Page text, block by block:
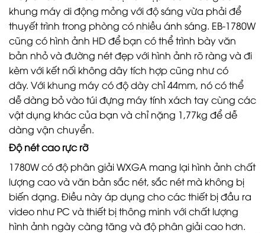
khung máy di động mỏng với độ sáng vừa phải để
thuyết trình trong phòng có nhiều ánh sáng. EB-1780W
cũng có hình ảnh HD để bạn có thể trình bày văn
bản nhỏ và đường nét đẹp với hình ảnh rõ ràng và đi
kèm với kết nối không dây tích hợp cũng như có
dây. Với khung máy có độ dày chỉ 44mm, nó có thể
dễ dàng bỏ vào túi đựng máy tính xách tay cùng các
vật dụng khác của bạn và chỉ nặng 1,77kg để dễ
dàng vận chuyển.
Độ nét cao rực rỡ
1780W có độ phân giải WXGA mang lại hình ảnh chất
lượng cao và văn bản sắc nét, sắc nét mà không bị
biến dạng. Điều này áp dụng cho các thiết bị đầu ra
video như PC và thiết bị thông minh với chất lượng
hình ảnh ngày càng tăng và độ phân giải cao hơn.